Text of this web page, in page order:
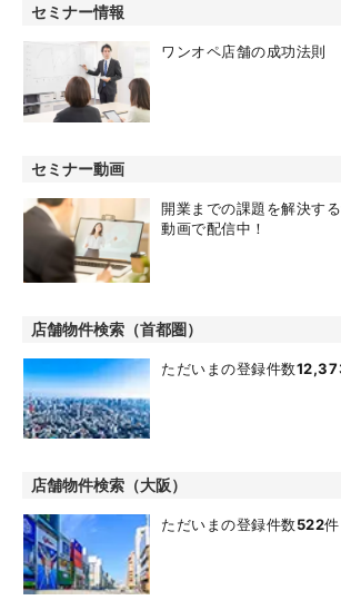
セミナー情報
ワンオペ店舗の成功法則
セミナー動画
開業までの課題を解決す
動画で配信中！
店舗物件検索（首都圏）
ただいまの登録件数
店舗物件検索（大阪）
ただいまの登録件数522件